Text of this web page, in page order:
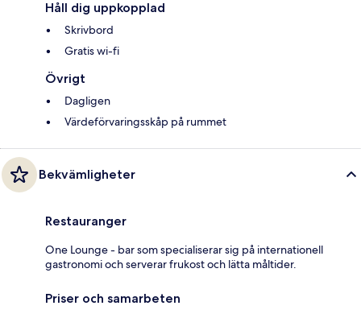
Håll dig uppkopplad
Skrivbord
Gratis wi-fi
Övrigt
Dagligen
Värdeförvaringsskåp på rummet
Bekvämligheter
Restauranger
One Lounge - bar som specialiserar sig på internationell
gastronomi och serverar frukost och lätta måltider.
Priser och samarbeten